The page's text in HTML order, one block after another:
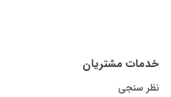
خدمات مشتریان
نظر سنجی